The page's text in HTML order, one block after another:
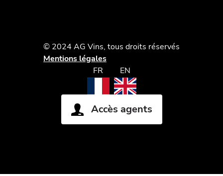
© 2024 AG Vins, tous droits réservés
Mentions légales
FR
EN
Accès agents